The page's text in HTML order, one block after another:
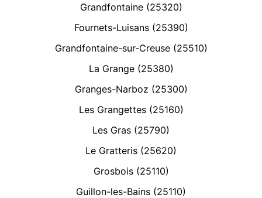
Grandfontaine (25320)
Fournets-Luisans (25390)
Grandfontaine-sur-Creuse (25510)
La Grange (25380)
Granges-Narboz (25300)
Les Grangettes (25160)
Les Gras (25790)
Le Gratteris (25620)
Grosbois (25110)
Guillon-les-Bains (25110)